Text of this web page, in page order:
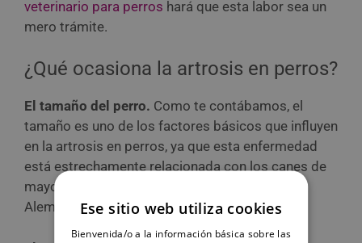
veterinario para perros hará que esta labor sea un
mero trámite.
¿Qué ocasiona la artrosis en perros?
El tamaño del perro. Como te contábamos, el
tamaño es uno de los factores básicos que influyen
en la artrosis en perros, ya que esta enfermedad
está estrechamente relacionada con los canes de
mayor tamaño, como pueden ser los Pastores
Alemanes, los Rottweillers.
Ese sitio web utiliza cookies
Bienvenida/o a la información básica sobre las